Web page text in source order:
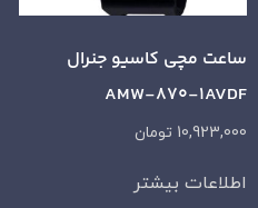
ساعت مچی کاسیو جنرال
AMW-870-1AVDF
10,923,000 تومان
اطلاعات بیشتر